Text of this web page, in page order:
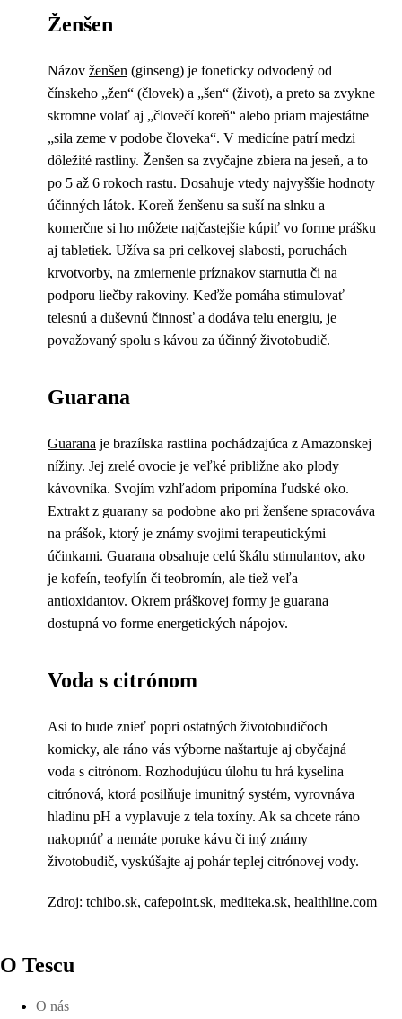
Ženšen
Názov ženšen (ginseng) je foneticky odvodený od
čínskeho „žen“ (človek) a „šen“ (život), a preto sa zvykne
skromne volať aj „človečí koreň“ alebo priam majestátne
„sila zeme v podobe človeka“. V medicíne patrí medzi
dôležité rastliny. Ženšen sa zvyčajne zbiera na jeseň, a to
po 5 až 6 rokoch rastu. Dosahuje vtedy najvyššie hodnoty
účinných látok. Koreň ženšenu sa suší na slnku a
komerčne si ho môžete najčastejšie kúpiť vo forme prášku
aj tabletiek. Užíva sa pri celkovej slabosti, poruchách
krvotvorby, na zmiernenie príznakov starnutia či na
podporu liečby rakoviny. Keďže pomáha stimulovať
telesnú a duševnú činnosť a dodáva telu energiu, je
považovaný spolu s kávou za účinný životobudič.
Guarana
Guarana je brazílska rastlina pochádzajúca z Amazonskej
nížiny. Jej zrelé ovocie je veľké približne ako plody
kávovníka. Svojím vzhľadom pripomína ľudské oko.
Extrakt z guarany sa podobne ako pri ženšene spracováva
na prášok, ktorý je známy svojimi terapeutickými
účinkami. Guarana obsahuje celú škálu stimulantov, ako
je kofeín, teofylín či teobromín, ale tiež veľa
antioxidantov. Okrem práškovej formy je guarana
dostupná vo forme energetických nápojov.
Voda s citrónom
Asi to bude znieť popri ostatných životobudičoch
komicky, ale ráno vás výborne naštartuje aj obyčajná
voda s citrónom. Rozhodujúcu úlohu tu hrá kyselina
citrónová, ktorá posilňuje imunitný systém, vyrovnáva
hladinu pH a vyplavuje z tela toxíny. Ak sa chcete ráno
nakopnúť a nemáte poruke kávu či iný známy
životobudič, vyskúšajte aj pohár teplej citrónovej vody.
Zdroj: tchibo.sk, cafepoint.sk, mediteka.sk, healthline.com
O Tescu
O nás